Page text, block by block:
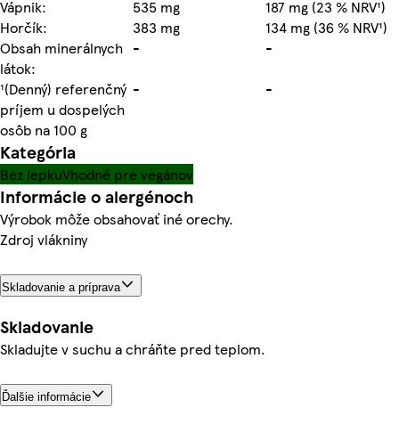
Vápnik:
535 mg
187 mg (23 % NRV¹)
Horčík:
383 mg
134 mg (36 % NRV¹)
Obsah minerálnych
látok:
-
-
¹(Denný) referenčný
príjem u dospelých
osôb na 100 g
- -
Kategória
Bez lepkuVhodné pre vegánov
Informácie o alergénoch
Výrobok môže obsahovať iné orechy.
Zdroj vlákniny
Skladovanie a príprava
Skladovanie
Skladujte v suchu a chráňte pred teplom.
Ďalšie informácie